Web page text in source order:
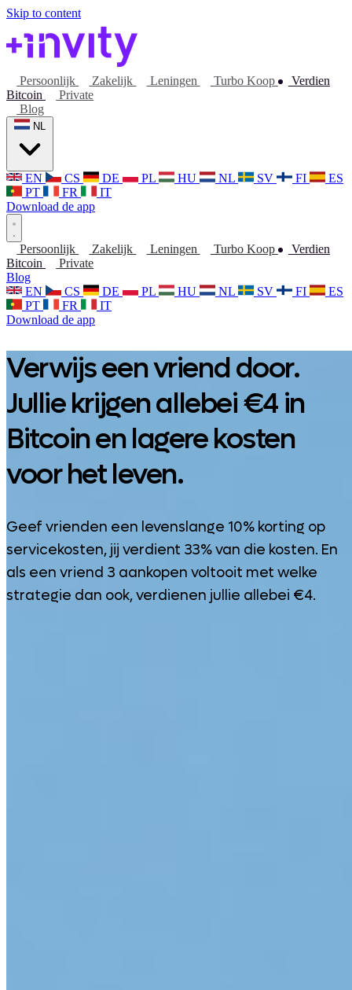
Skip to content
Persoonlijk Zakelijk Leningen Turbo Koop
Verdien
Bitcoin
Private
Blog
EN CS DE PL HU NL SV FI
ES
PT
FR
IT
Download de app
Persoonlijk Zakelijk Leningen Turbo Koop
Verdien
Bitcoin
Private
Blog
EN
CS DE PL HU NL SV FI
ES
PT
FR
IT
Download de app
Verwijs een vriend door.
Jullie krijgen allebei €4 in
Bitcoin en lagere kosten
voor het leven.
Geef vrienden een levenslange 10% korting op
servicekosten, jij verdient 33% van die kosten. En
als een vriend 3 aankopen voltooit met welke
strategie dan ook, verdienen jullie allebei €4.